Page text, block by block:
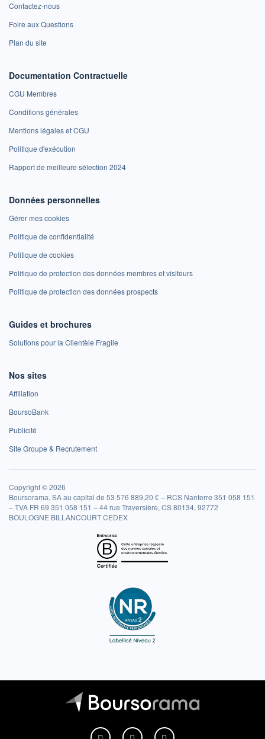
Contactez-nous
Foire aux Questions
Plan du site
Documentation Contractuelle
CGU Membres
Conditions générales
Mentions légales et CGU
Politique d'exécution
Rapport de meilleure sélection 2024
Données personnelles
Gérer mes cookies
Politique de confidentialité
Politique de cookies
Politique de protection des données membres et visiteurs
Politique de protection des données prospects
Guides et brochures
Solutions pour la Clientèle Fragile
Nos sites
Affiliation
BoursoBank
Publicité
Site Groupe & Recrutement
Copyright © 2026
Boursorama, SA au capital de 53 576 889,20 € – RCS Nanterre 351 058 151
– TVA FR 69 351 058 151 – 44 rue Traversière, CS 80134, 92772
BOULOGNE BILLANCOURT CEDEX